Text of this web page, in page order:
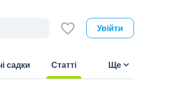
Увійти
садки
Статті
Ще